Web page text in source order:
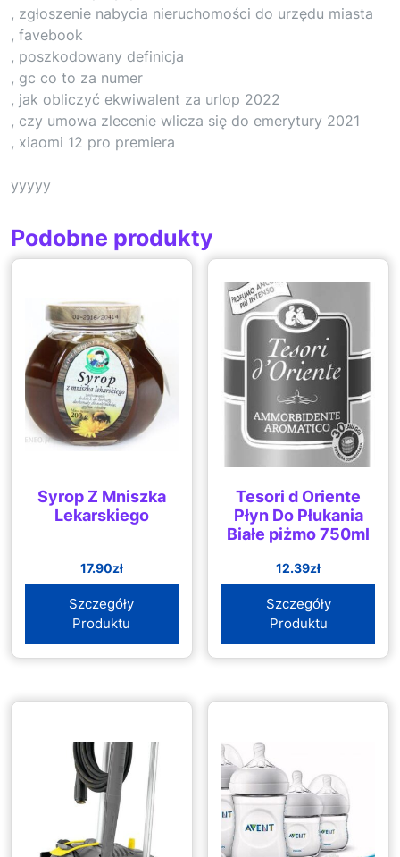
, zgłoszenie nabycia nieruchomości do urzędu miasta
, favebook
, poszkodowany definicja
, gc co to za numer
, jak obliczyć ekwiwalent za urlop 2022
, czy umowa zlecenie wlicza się do emerytury 2021
, xiaomi 12 pro premiera
yyyyy
Podobne produkty
Syrop Z Mniszka
Lekarskiego
17.90zł
Szczegóły
Produktu
Tesori d Oriente
Płyn Do Płukania
Białe piżmo 750ml
12.39zł
Szczegóły
Produktu